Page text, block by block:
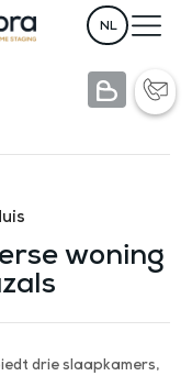
NL
woning
drie slaapkamers,